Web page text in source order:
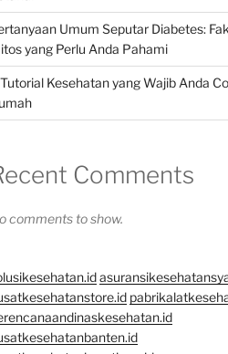
Umum Seputar Diabetes:
yang Perlu Anda Pahami
Kesehatan yang Wajib Anda
Comments
comments to show.